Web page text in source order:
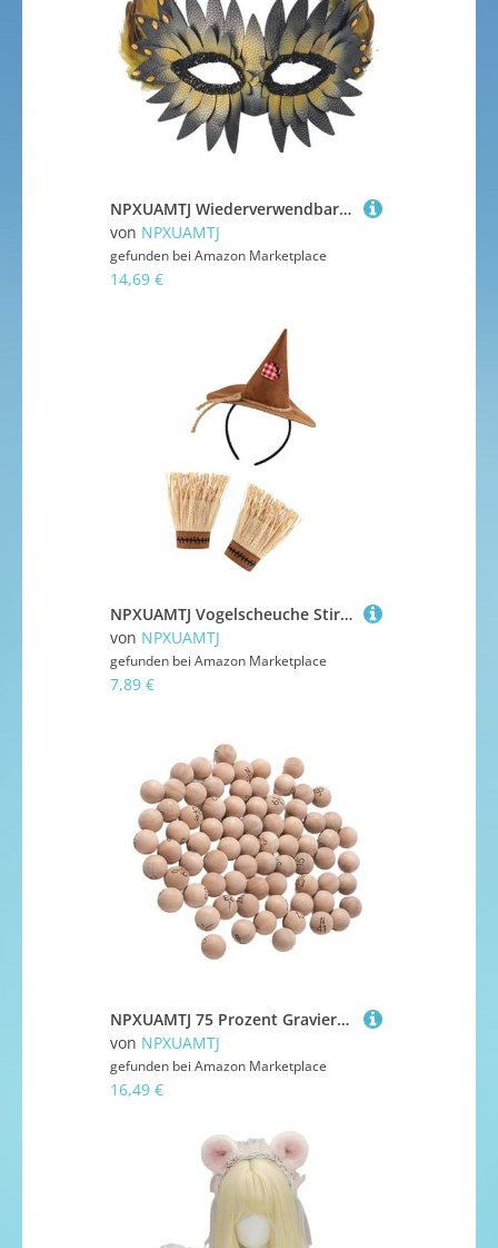
NPXUAMTJ Wiederverwendbare PU Schnabel Maske Halbe Gesichtsabdeckung Mit Gefiedertem Detail Perfekt Für Kostümbälle Und Drama Maskerades Accessoire
von NPXUAMTJ
gefunden bei Amazon Marketplace
14,69 €
NPXUAMTJ Vogelscheuche Stirnbandhandschuhe Set Für Halloween Kostüm Rollenspiel Partyzubehör
von NPXUAMTJ
gefunden bei Amazon Marketplace
7,89 €
NPXUAMTJ 75 Prozent Gravierte Bingo Bälle Natürliche Holzspielbälle Für Spieleveranstaltungen Die Leicht Zu Bedienende Preisverlosungen Sammeln
von NPXUAMTJ
gefunden bei Amazon Marketplace
16,49 €